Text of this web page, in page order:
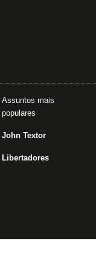
Assuntos mais
populares
John Textor
Libertadores